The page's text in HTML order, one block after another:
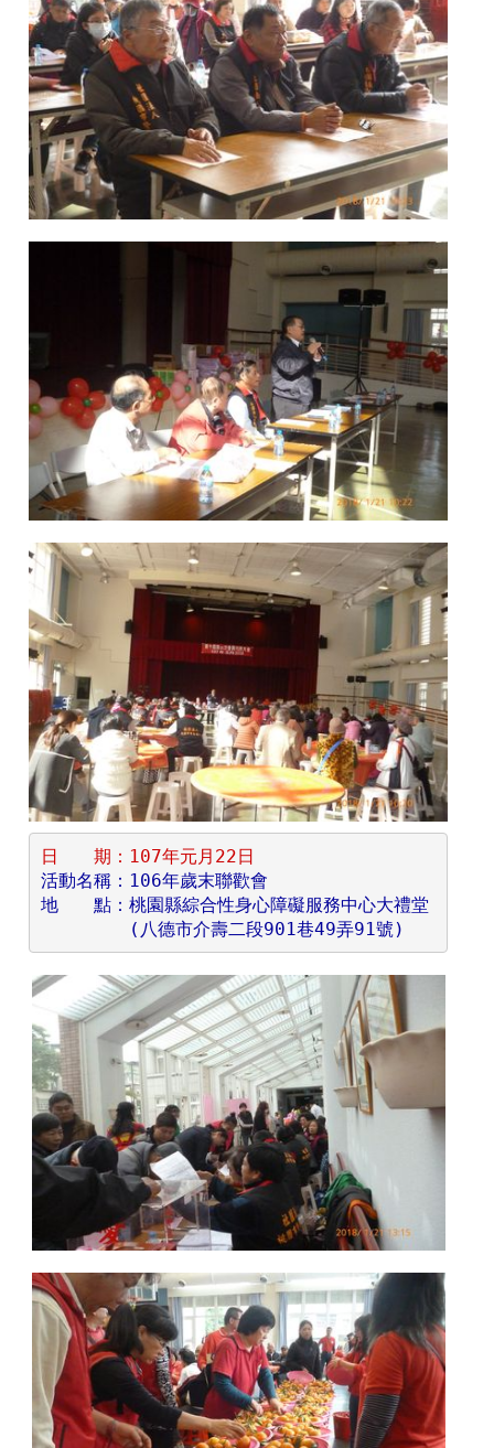
日　　期：107年元月22日
活動名稱：106年歲末聯歡會
地　　點：桃園縣綜合性身心障礙服務中心大禮堂
(八德市介壽二段901巷49弄91號)